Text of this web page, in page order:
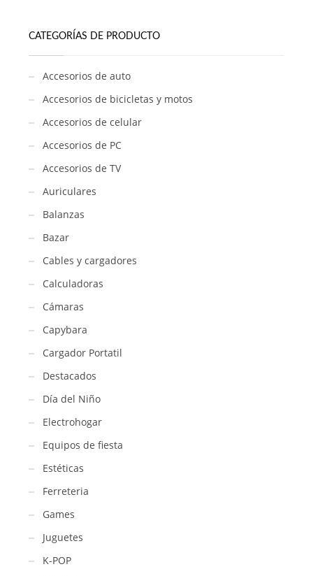
CATEGORÍAS DE PRODUCTO
Accesorios de auto
Accesorios de bicicletas y motos
Accesorios de celular
Accesorios de PC
Accesorios de TV
Auriculares
Balanzas
Bazar
Cables y cargadores
Calculadoras
Cámaras
Capybara
Cargador Portatil
Destacados
Día del Niño
Electrohogar
Equipos de fiesta
Estéticas
Ferreteria
Games
Juguetes
K-POP